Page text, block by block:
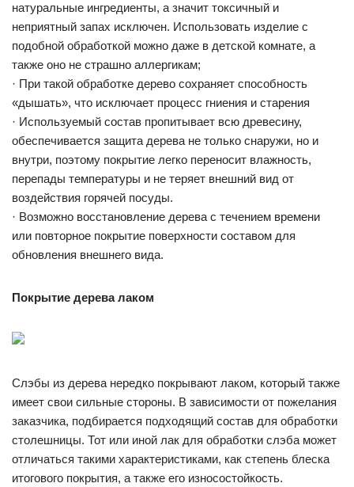
натуральные ингредиенты, а значит токсичный и
неприятный запах исключен. Использовать изделие с
подобной обработкой можно даже в детской комнате, а
также оно не страшно аллергикам;
· При такой обработке дерево сохраняет способность
«дышать», что исключает процесс гниения и старения
· Используемый состав пропитывает всю древесину,
обеспечивается защита дерева не только снаружи, но и
внутри, поэтому покрытие легко переносит влажность,
перепады температуры и не теряет внешний вид от
воздействия горячей посуды.
· Возможно восстановление дерева с течением времени
или повторное покрытие поверхности составом для
обновления внешнего вида.
Покрытие дерева лаком
Слэбы из дерева нередко покрывают лаком, который также
имеет свои сильные стороны. В зависимости от пожелания
заказчика, подбирается подходящий состав для обработки
столешницы. Тот или иной лак для обработки слэба может
отличаться такими характеристиками, как степень блеска
итогового покрытия, а также его износостойкость.